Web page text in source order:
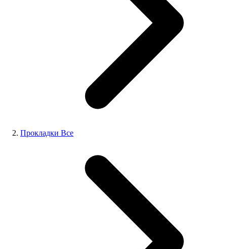
Прокладки Все